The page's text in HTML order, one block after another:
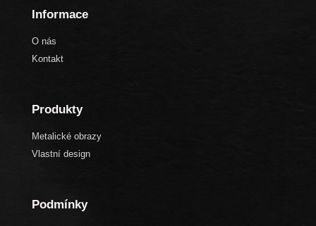
Informace
O nás
Kontakt
Produkty
Metalické obrazy
Vlastní design
Podmínky